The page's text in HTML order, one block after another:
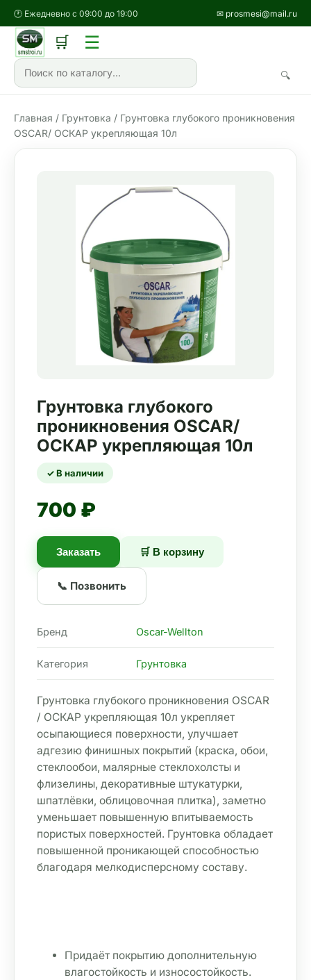
🕐 Ежедневно с 09:00 до 19:00 ✉ prosmesi@mail.ru
🔍
🛒 ☰
Главная / Грунтовка / Грунтовка глубокого проникновения
OSCAR/ ОСКАР укрепляющая 10л
Грунтовка глубокого
проникновения OSCAR/
ОСКАР укрепляющая 10л
✓ В наличии
700 ₽
Заказать 🛒 В корзину
📞 Позвонить
Бренд Oscar-Wellton
Категория Грунтовка
Грунтовка глубокого проникновения OSCAR
/ ОСКАР укрепляющая 10л укрепляет
осыпающиеся поверхности, улучшает
адгезию финишных покрытий (краска, обои,
стеклообои, малярные стеклохолсты и
флизелины, декоративные штукатурки,
шпатлёвки, облицовочная плитка), заметно
уменьшает повышенную впитываемость
пористых поверхностей. Грунтовка обладает
повышенной проникающей способностью
благодаря мелкодисперсному составу.
Придаёт покрытию дополнительную
влагостойкость и износостойкость.